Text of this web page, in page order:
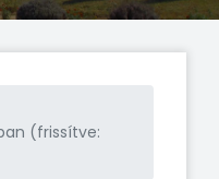
(frissítve: